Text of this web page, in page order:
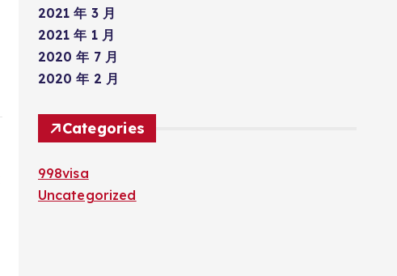
2021 年 3 月
2021 年 1 月
2020 年 7 月
2020 年 2 月
Categories
998visa
Uncategorized